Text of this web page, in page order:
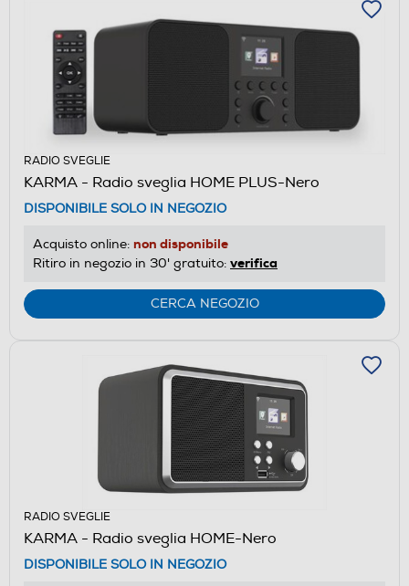
RADIO SVEGLIE
KARMA - Radio sveglia HOME PLUS-Nero
DISPONIBILE SOLO IN NEGOZIO
Acquisto online: non disponibile
Ritiro in negozio in 30' gratuito: verifica
CERCA NEGOZIO
RADIO SVEGLIE
KARMA - Radio sveglia HOME-Nero
DISPONIBILE SOLO IN NEGOZIO